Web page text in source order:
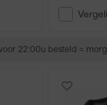
22:00u besteld =